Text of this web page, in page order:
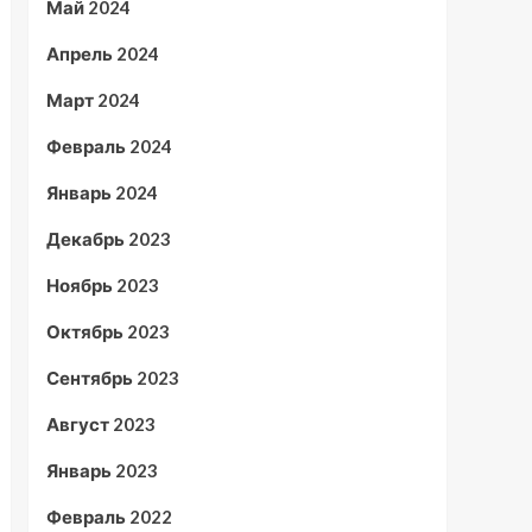
Май 2024
Апрель 2024
Март 2024
Февраль 2024
Январь 2024
Декабрь 2023
Ноябрь 2023
Октябрь 2023
Сентябрь 2023
Август 2023
Январь 2023
Февраль 2022